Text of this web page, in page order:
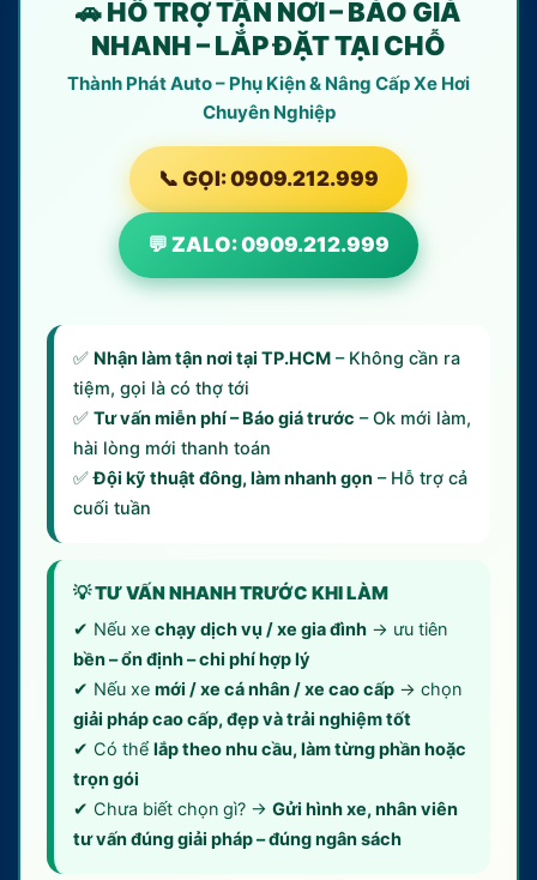
🚗 HỖ TRỢ TẬN NƠI – BÁO GIÁ
NHANH – LẮP ĐẶT TẠI CHỖ
Thành Phát Auto – Phụ Kiện & Nâng Cấp Xe Hơi
Chuyên Nghiệp
📞 GỌI: 0909.212.999
💬 ZALO: 0909.212.999
✅ Nhận làm tận nơi tại TP.HCM – Không cần ra
tiệm, gọi là có thợ tới
✅ Tư vấn miễn phí – Báo giá trước – Ok mới làm,
hài lòng mới thanh toán
✅Đội kỹ thuật đông, làm nhanh gọn – Hỗ trợ cả
cuối tuần
💡 TƯ VẤN NHANH TRƯỚC KHI LÀM
✔ Nếu xe chạy dịch vụ / xe gia đình → ưu tiên
bền – ổn định – chi phí hợp lý
✔ Nếu xe mới / xe cá nhân / xe cao cấp → chọn
giải pháp cao cấp, đẹp và trải nghiệm tốt
✔ Có thể lắp theo nhu cầu, làm từng phần hoặc
trọn gói
✔ Chưa biết chọn gì? → Gửi hình xe, nhân viên
tư vấn đúng giải pháp – đúng ngân sách